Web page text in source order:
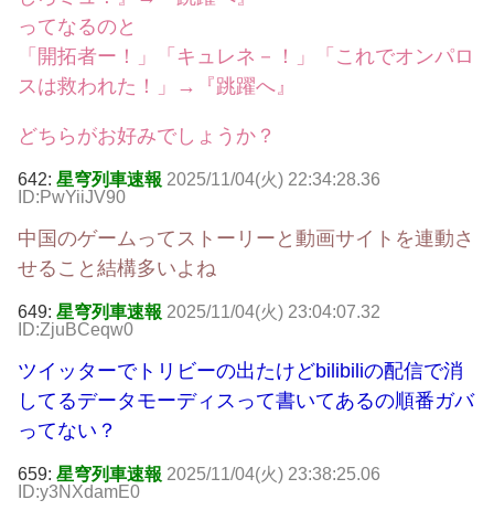
ってなるのと
「開拓者ー！」「キュレネ－！」「これでオンパロ
スは救われた！」→『跳躍へ』
どちらがお好みでしょうか？
642: 星穹列車速報 2025/11/04(火) 22:34:28.36
ID:PwYiiJV90
中国のゲームってストーリーと動画サイトを連動さ
せること結構多いよね
649: 星穹列車速報 2025/11/04(火) 23:04:07.32
ID:ZjuBCeqw0
ツイッターでトリビーの出たけどbilibiliの配信で消
してるデータモーディスって書いてあるの順番ガバ
ってない？
659: 星穹列車速報 2025/11/04(火) 23:38:25.06
ID:y3NXdamE0